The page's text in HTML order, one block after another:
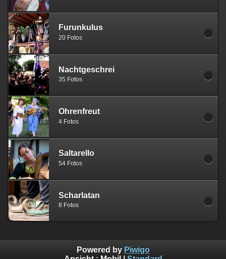
Furunkulus
20 Fotos
Nachtgeschrei
35 Fotos
Ohrenfreut
4 Fotos
Saltarello
54 Fotos
Scharlatan
8 Fotos
Powered by Piwigo